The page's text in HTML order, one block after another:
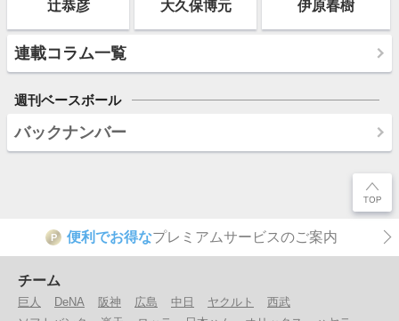
辻恭彦 大久保博元 伊原春樹
連載コラム一覧
週刊ベースボール
バックナンバー
P 便利でお得なプレミアムサービスのご案内
チーム
巨人 DeNA 阪神 広島 中日 ヤクルト
西武